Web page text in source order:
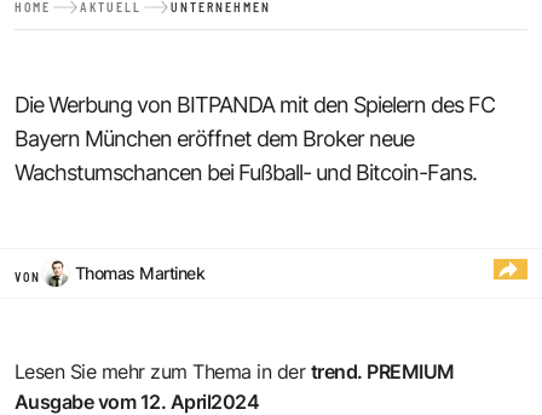
HOME AKTUELL UNTERNEHMEN
Die Werbung von BITPANDA mit den Spielern des FC
Bayern München eröffnet dem Broker neue
Wachstumschancen bei Fußball- und Bitcoin-Fans.
VON Thomas Martinek
Lesen Sie mehr zum Thema in der trend. PREMIUM
Ausgabe vom 12. April2024